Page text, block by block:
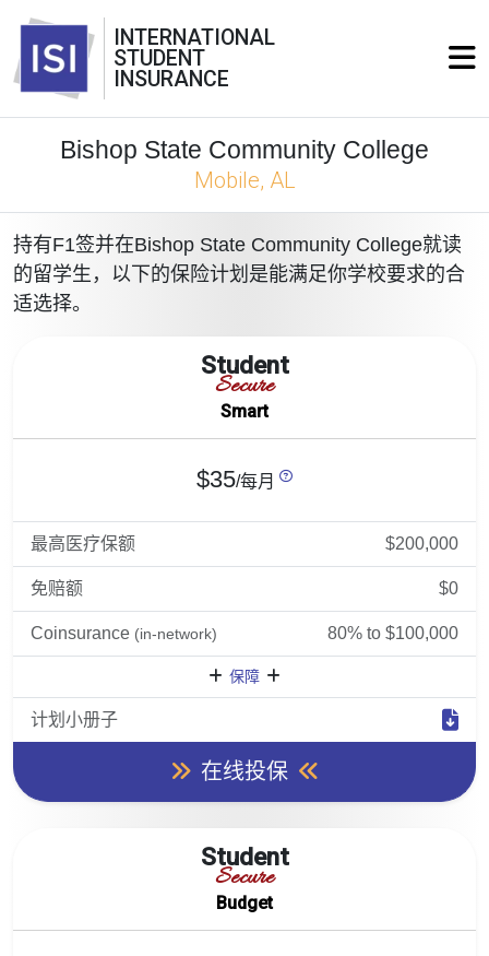
INTERNATIONAL
STUDENT
INSURANCE
Bishop State Community College
Mobile, AL
持有F1签并在Bishop State Community College就读
的留学生，以下的保险计划是能满足你学校要求的合
适选择。
Student
Secure
Smart
$35/每月
最高医疗保额 $200,000
免赔额 $0
Coinsurance (in-network) 80% to $100,000
保障
计划小册子
在线投保
Student
Secure
Budget